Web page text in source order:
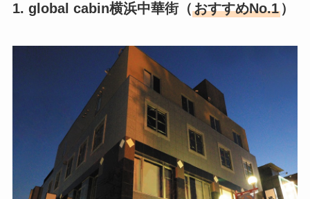
1. global cabin横浜中華街（おすすめNo.1）